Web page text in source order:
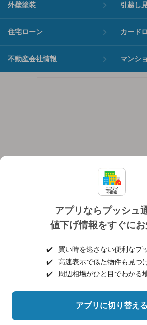
アプリならプッシュ
値下げ情報をすぐに
✔️
買い時を逃さない便利なプ
✔️
高速表示で似た物件も見つ
✔️
周辺相場がひと目でわかる
アプリに切り替える
外壁塗装 引越し
住宅ローン カード
不動産会社情報 マンシ
個人情報保護ポリシー
ヘルプ・お問い合わせ
©NIFTY Lifestyle Co.,